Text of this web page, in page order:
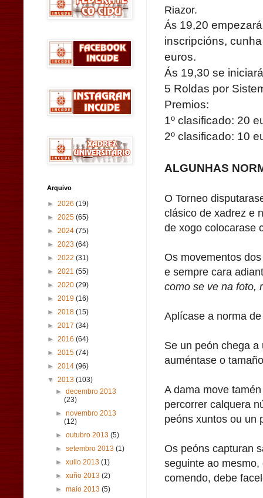
Riazor.
Ás 19,20
inscripcións,
euros.
Ás 19,30 se
5 Roldas por
Premios:
1º clasificado: 20
2º clasificado: 10
ALGUNHAS
O Torneo
clásico de xadrez e
de xogo colocarase
Os movementos
e sempre cara
como se ve na foto,
Aplícase a norma
Se un peón chega
auméntase o
A dama move
percorrer calquera
peóns xuntos ou un
Os peóns capturan
seguinte ao
comendo, debe
Arquivo
► 2026 (19)
► 2025 (65)
► 2024 (75)
► 2023 (64)
► 2022 (31)
► 2021 (55)
► 2020 (29)
► 2019 (16)
► 2018 (15)
► 2017 (34)
► 2016 (64)
► 2015 (74)
► 2014 (96)
▼ 2013 (103)
►decembro 2013
(23)
►novembro 2013
(12)
►outubro 2013(5)
►setembro 2013(1)
►xullo 2013(1)
►xuño 2013(2)
►maio 2013(5)